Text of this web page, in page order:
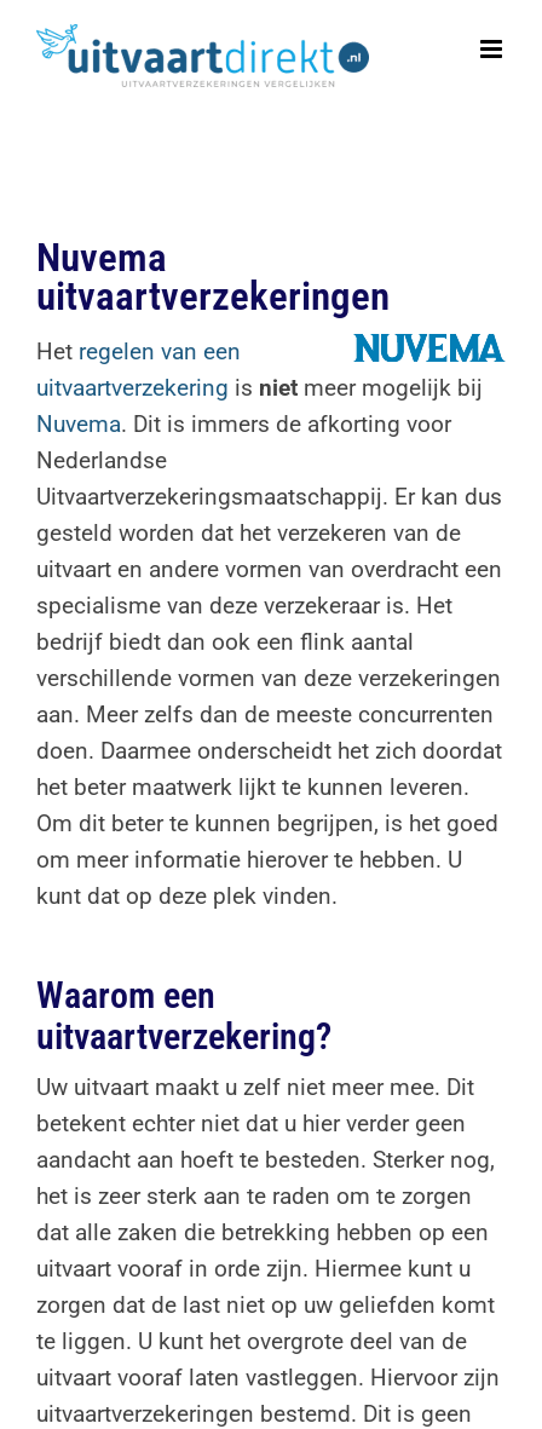
naar
Nuvema
uitvaartverzekeringen
Het regelen van een
uitvaartverzekering is nietmeer mogelijk bij
Nuvema. Dit is immers de afkorting voor
Nederlandse
Uitvaartverzekeringsmaatschappij. Er kan dus
gesteld worden dat het verzekeren van de
uitvaart en andere vormen van overdracht een
specialisme van deze verzekeraar is. Het
bedrijf biedt dan ook een flink aantal
verschillende vormen van deze verzekeringen
aan. Meer zelfs dan de meeste concurrenten
doen. Daarmee onderscheidt het zich doordat
het beter maatwerk lijkt te kunnen leveren.
Om dit beter te kunnen begrijpen, is het goed
om meer informatie hierover te hebben. U
kunt dat op deze plek vinden.
Waarom een
uitvaartverzekering?
Uw uitvaart maakt u zelf niet meer mee. Dit
betekent echter niet dat u hier verder geen
aandacht aan hoeft te besteden. Sterker nog,
het is zeer sterk aan te raden om te zorgen
dat alle zaken die betrekking hebben op een
uitvaart vooraf in orde zijn. Hiermee kunt u
zorgen dat de last niet op uw geliefden komt
te liggen. U kunt het overgrote deel van de
uitvaart vooraf laten vastleggen. Hiervoor zijn
uitvaartverzekeringen bestemd. Dit is geen